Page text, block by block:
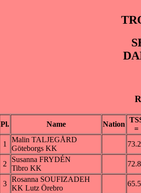
Pl. Name Nation
=
1
Malin TALJEGÅRD
Göteborgs KK
2
Susanna FRYDÉN
Tibro KK
3
Rosanna SOUFIZADEH
KK Lutz Örebro